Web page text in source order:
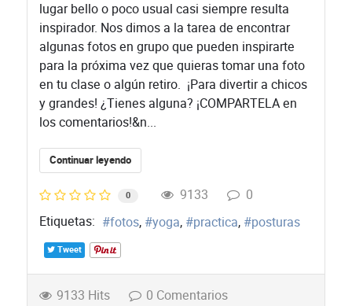
lugar bello o poco usual casi siempre resulta
inspirador. Nos dimos a la tarea de encontrar
algunas fotos en grupo que pueden inspirarte
para la próxima vez que quieras tomar una foto
en tu clase o algún retiro. ¡Para divertir a chicos
y grandes! ¿Tienes alguna? ¡COMPARTELA en
los comentarios!&n...
Continuar leyendo
0 9133
0
Etiquetas:
fotos yoga practica posturas
Tweet
9133 Hits 0 Comentarios